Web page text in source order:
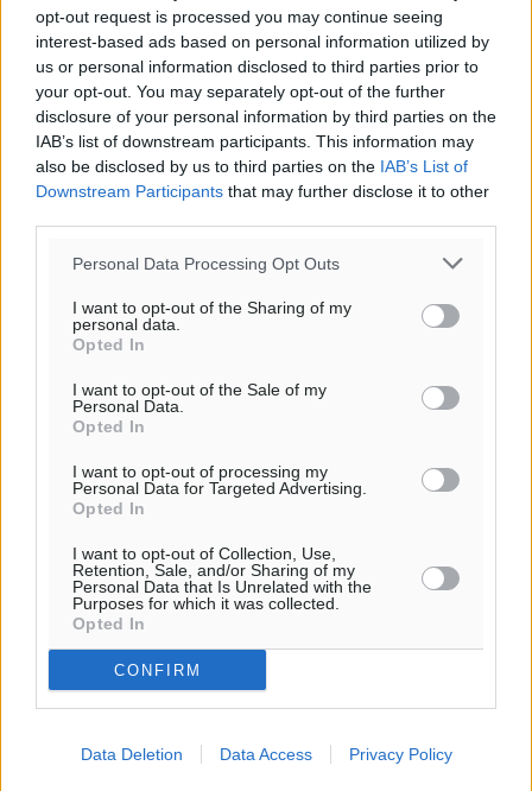
opt-out request is processed you may continue seeing
interest-based ads based on personal information utilized by
us or personal information disclosed to third parties prior to
your opt-out. You may separately opt-out of the further
disclosure of your personal information by third parties on the
IAB’s list of downstream participants. This information may
also be disclosed by us to third parties on the IAB’s List of
Downstream Participants that may further disclose it to other
Personal Data Processing Opt Outs
I want to opt-out of the Sharing of my
personal data.
Opted In
I want to opt-out of the Sale of my
Personal Data.
Opted In
I want to opt-out of processing my
Personal Data for Targeted Advertising.
Opted In
I want to opt-out of Collection, Use,
Retention, Sale, and/or Sharing of my
Personal Data that Is Unrelated with the
Purposes for which it was collected.
Opted In
CONFIRM
Data Deletion Data Access Privacy Policy
Η Meridiam ξεκλειδώνει τις έρευνες βυθού στη
θαλάσσια περιοχή Κάσου και Καρπάθου
Τοπικές Ειδήσεις• πριν 4 ώρες
εκδήλωση για τους αυτοδιοικητικούς της Κω